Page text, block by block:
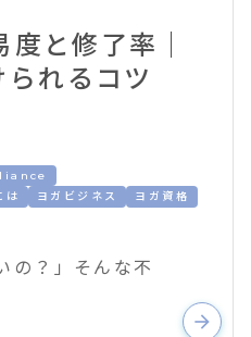
と修了率｜
れるコツ
は
ヨガビジネス
ヨガ資格
の？」そんな不
arrow_forward